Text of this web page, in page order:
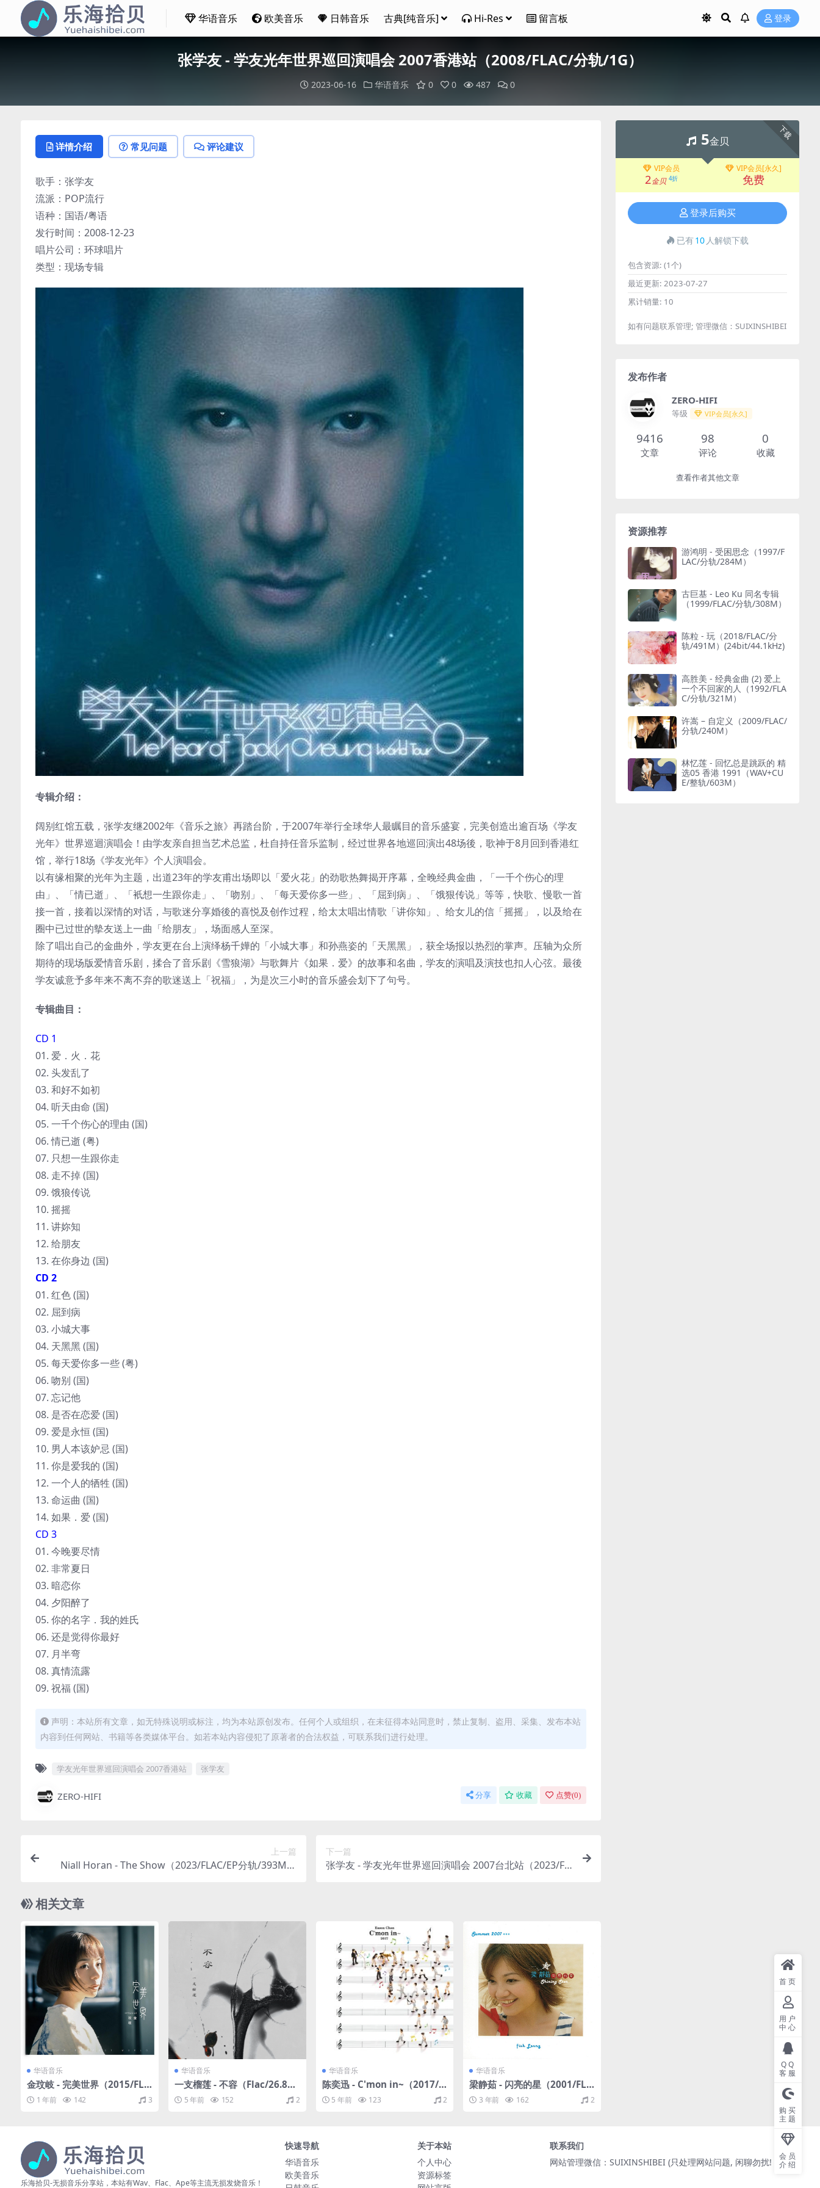
华语音乐 欧美音乐 日韩音乐 古典[纯音乐] Hi-Res 留言板 登录
张学友 - 学友光年世界巡回演唱会 2007香港站（2008/FLAC/分轨/1G）
2023-06-16 华语音乐 0 0 487 0
详情介绍 常见问题 评论建议
歌手：张学友
流派：POP流行
语种：国语/粤语
发行时间：2008-12-23
唱片公司：环球唱片
类型：现场专辑
专辑介绍：
阔别红馆五载，张学友继2002年《音乐之旅》再踏台阶，于2007年举行全球华人最瞩目的音乐盛宴，完美创造出逾百场《学友
光年》世界巡迴演唱会！由学友亲自担当艺术总监，杜自持任音乐监制，经过世界各地巡回演出48场後，歌神于8月回到香港红
馆，举行18场《学友光年》个人演唱会。
以有缘相聚的光年为主题，出道23年的学友甫出场即以「爱火花」的劲歌热舞揭开序幕，全晚经典金曲，「一千个伤心的理
由」、「情已逝」、「衹想一生跟你走」、「吻别」、「每天爱你多一些」、「屈到病」、「饿狠传说」等等，快歌、慢歌一首
接一首，接着以深情的对话，与歌迷分享婚後的喜悦及创作过程，给太太唱出情歌「讲你知」、给女儿的信「摇摇」，以及给在
圈中已过世的摰友送上一曲「给朋友」，场面感人至深。
除了唱出自己的金曲外，学友更在台上演绎杨千嬅的「小城大事」和孙燕姿的「天黑黑」，获全场报以热烈的掌声。压轴为众所
期待的现场版爱情音乐剧，揉合了音乐剧《雪狼湖》与歌舞片《如果．爱》的故事和名曲，学友的演唱及演技也扣人心弦。最後
学友诚意予多年来不离不弃的歌迷送上「祝福」，为是次三小时的音乐盛会划下了句号。
专辑曲目：
CD 1
01. 爱．火．花
02. 头发乱了
03. 和好不如初
04. 听天由命 (国)
05. 一千个伤心的理由 (国)
06. 情已逝 (粤)
07. 只想一生跟你走
08. 走不掉 (国)
09. 饿狼传说
10. 摇摇
11. 讲妳知
12. 给朋友
13. 在你身边 (国)
CD 2
01. 红色 (国)
02. 屈到病
03. 小城大事
04. 天黑黑 (国)
05. 每天爱你多一些 (粤)
06. 吻别 (国)
07. 忘记他
08. 是否在恋爱 (国)
09. 爱是永恒 (国)
10. 男人本该妒忌 (国)
11. 你是爱我的 (国)
12. 一个人的牺牲 (国)
13. 命运曲 (国)
14. 如果．爱 (国)
CD 3
01. 今晚要尽情
02. 非常夏日
03. 暗恋你
04. 夕阳醉了
05. 你的名字．我的姓氏
06. 还是觉得你最好
07. 月半弯
08. 真情流露
09. 祝福 (国)
声明：本站所有文章，如无特殊说明或标注，均为本站原创发布。任何个人或组织，在未征得本站同意时，禁止复制、盗用、采集、发布本站
内容到任何网站、书籍等各类媒体平台。如若本站内容侵犯了原著者的合法权益，可联系我们进行处理。
学友光年世界巡回演唱会 2007香港站 张学友
ZERO-HIFI 分享 收藏 点赞(0)
上一篇
Niall Horan - The Show（2023/FLAC/EP分轨/393M）
下一篇
张学友 - 学友光年世界巡回演唱会 2007台北站（2023/FL
相关文章
华语音乐
金玟岐 - 完美世界（2015/FLA
C/分轨/261M）
1 年前 142 3
华语音乐
一支榴莲 - 不容（Flac/26.8
M）5 年前 152 2
华语音乐
陈奕迅 - C'mon in~（2017/F
LAC/分轨/231M）
5 年前 123 2
华语音乐
梁静茹 - 闪亮的星（2001/FLA
C/分轨/301M）
3 年前 162 2
下载
5金贝
VIP会员
2金贝 4折
VIP会员[永久]
免费
登录后购买
已有10 人解锁下载
包含资源: (1个)
最近更新: 2023-07-27
累计销量: 10
如有问题联系管理; 管理微信：SUIXINSHIBEI
发布作者
ZERO-HIFI
等级 VIP会员[永久]
9416
文章
98
评论
0
收藏
查看作者其他文章
资源推荐
游鸿明 - 受困思念（1997/F
LAC/分轨/284M）
古巨基 - Leo Ku 同名专辑
（1999/FLAC/分轨/308M）
陈粒 - 玩（2018/FLAC/分
轨/491M）(24bit/44.1kHz)
高胜美 - 经典金曲 (2) 爱上
一个不回家的人（1992/FLA
C/分轨/321M）
许嵩 – 自定义（2009/FLAC/
分轨/240M）
林忆莲 - 回忆总是跳跃的 精
选05 香港 1991（WAV+CU
E/整轨/603M）
乐海拾贝-无损音乐分享站，本站有Wav、Flac、Ape等主流无损发烧音乐！
快速导航
华语音乐
欧美音乐
关于本站
个人中心
资源标签
联系我们
网站管理微信：SUIXINSHIBEI (只处理网站问题, 闲聊勿扰! )
首页
用户
中心
QQ
客服
购买
主题
会员
介绍